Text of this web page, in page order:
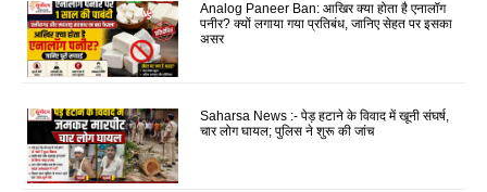
Analog Paneer Ban: आखिर क्या होता है एनालॉग
पनीर? क्यों लगाया गया प्रतिबंध, जानिए सेहत पर इसका
असर
Saharsa News :- पेड़ हटाने के विवाद में खूनी संघर्ष,
चार लोग घायल; पुलिस ने शुरू की जांच